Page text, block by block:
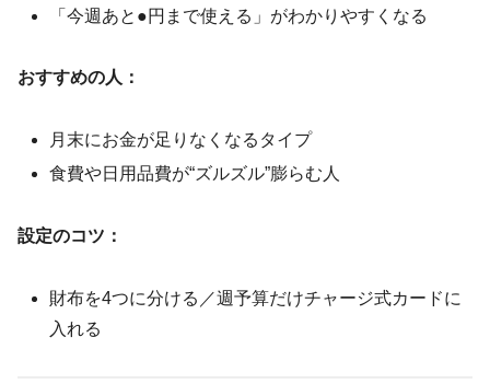
「今週あと●円まで使える」がわかりやすくなる
おすすめの人：
月末にお金が足りなくなるタイプ
食費や日用品費が“ズルズル”膨らむ人
設定のコツ：
財布を4つに分ける／週予算だけチャージ式カードに
入れる